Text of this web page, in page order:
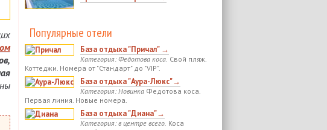
Популярные отели
База отдыха "Причал" →
Категория: Федотова коса. Свой пляж.
Коттеджи. Номера от "Стандарт" до "VIP".
База отдыха "Аура-Люкс"→
Категория: НовинкаФедотова коса.
Первая линия. Новые номера.
База отдыха "Диана"→
Категория: в центре всего. Коса